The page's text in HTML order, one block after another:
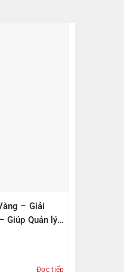
– Giải
Giúp Quản lý
Đọc tiếp